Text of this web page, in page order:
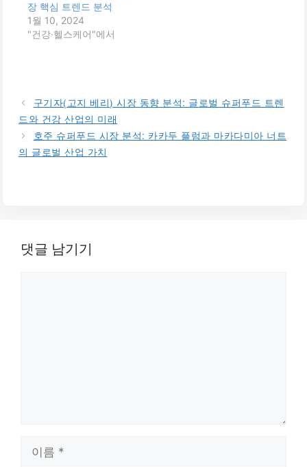
장 핵심 트렌드 분석
1월 10, 2024
"건강·헬스케어"에서
구기자(고지 베리) 시장 동향 분석: 글로벌 슈퍼푸드 트렌
드와 건강 산업의 미래
호주 슈퍼푸드 시장 분석: 카카두 플럼과 마카다미아 너트
의 글로벌 산업 가치
댓글 남기기